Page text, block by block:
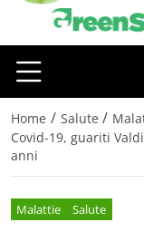
Home / Salute /
Covid-19, guariti
anni
Malattie Salute